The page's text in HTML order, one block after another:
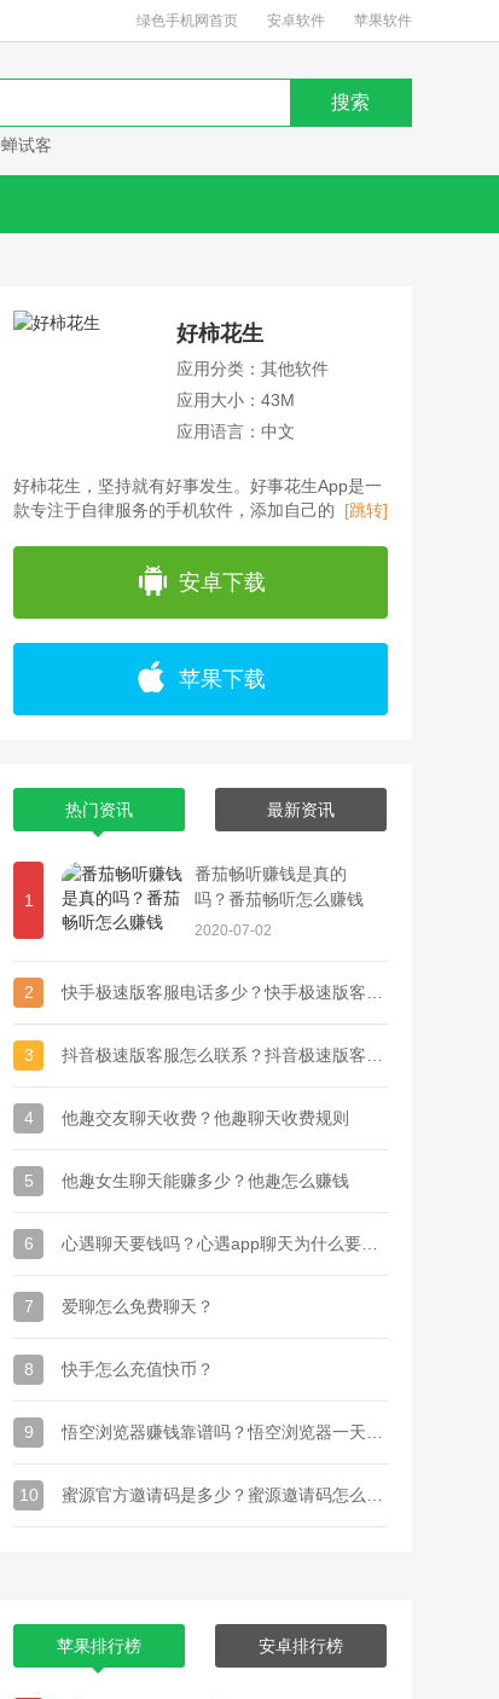
绿色手机网首页 安卓软件 苹果软件
蝉试客
好柿花生
应用分类：其他软件
应用大小：43M
应用语言：中文
好柿花生，坚持就有好事发生。好事花生App是一
款专注于自律服务的手机软件，添加自己的目标，
[跳转]
安卓下载
苹果下载
热门资讯 最新资讯
1
番茄畅听赚钱是真的
吗？番茄畅听怎么赚钱
2020-07-02
2
3
4 他趣交友聊天收费？他趣聊天收费规则
5 他趣女生聊天能赚多少？他趣怎么赚钱
6
7 爱聊怎么免费聊天？
8 快手怎么充值快币？
9
10
苹果排行榜 安卓排行榜